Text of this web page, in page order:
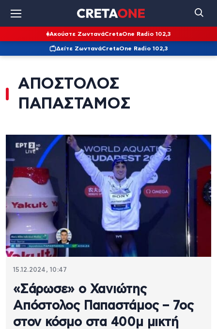
Ακούστε ΖωντανάCretaOne Radio 102,3
Δείτε ΖωντανάCretaOne Radio 102,3
ΑΠΟΣΤΟΛΟΣ
ΠΑΠΑΣΤΑΜΟΣ
15.12.2024, 10:47
«Σάρωσε» ο Χανιώτης
Απόστολος Παπαστάμος – 7ος
στον κόσμο στα 400μ μικτή